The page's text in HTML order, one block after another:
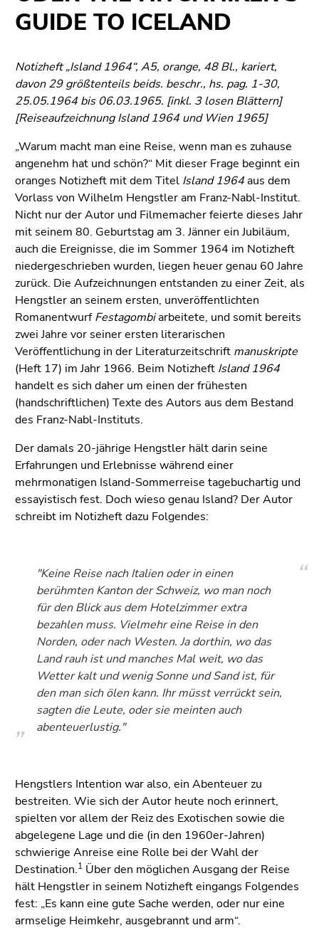
(Zugriffstaste
5)
Seiteneinstellungen
(Benutzer/Sprache)
(Zugriffstaste
8)
Zur
Suche
(Zugriffstaste
9)
GUIDE TO ICELAND
Notizheft „Island 1964“, A5, orange, 48 Bl., kariert,
davon 29 größtenteils beids. beschr., hs. pag. 1-30,
25.05.1964 bis 06.03.1965. [inkl. 3 losen Blättern]
[Reiseaufzeichnung Island 1964 und Wien 1965]
„Warum macht man eine Reise, wenn man es zuhause
angenehm hat und schön?“ Mit dieser Frage beginnt ein
oranges Notizheft mit dem Titel Island 1964aus dem
Vorlass von Wilhelm Hengstler am Franz-Nabl-Institut.
Nicht nur der Autor und Filmemacher feierte dieses Jahr
mit seinem 80. Geburtstag am 3. Jänner ein Jubiläum,
auch die Ereignisse, die im Sommer 1964 im Notizheft
niedergeschrieben wurden, liegen heuer genau 60 Jahre
zurück. Die Aufzeichnungen entstanden zu einer Zeit, als
Hengstler an seinem ersten, unveröffentlichten
RomanentwurfFestagombiarbeitete, und somit bereits
zwei Jahre vor seiner ersten literarischen
Veröffentlichung in der Literaturzeitschrift manuskripte
(Heft 17) im Jahr 1966. Beim Notizheft Island 1964
handelt es sich daher um einen der frühesten
(handschriftlichen) Texte des Autors aus dem Bestand
des Franz-Nabl-Instituts.
Der damals 20-jährige Hengstler hält darin seine
Erfahrungen und Erlebnisse während einer
mehrmonatigen Island-Sommerreise tagebuchartig und
essayistisch fest. Doch wieso genau Island? Der Autor
schreibt im Notizheft dazu Folgendes:
"Keine Reise nach Italien oder in einen
berühmten Kanton der Schweiz, wo man noch
für den Blick aus dem Hotelzimmer extra
bezahlen muss. Vielmehr eine Reise in den
Norden, oder nach Westen. Ja dorthin, wo das
Land rauh ist und manches Mal weit, wo das
Wetter kalt und wenig Sonne und Sand ist, für
den man sich ölen kann. Ihr müsst verrückt sein,
sagten die Leute, oder sie meinten auch
abenteuerlustig."
Hengstlers Intention war also, ein Abenteuer zu
bestreiten. Wie sich der Autor heute noch erinnert,
spielten vor allem der Reiz des Exotischen sowie die
abgelegene Lage und die (in den 1960er-Jahren)
schwierige Anreise eine Rolle bei der Wahl der
Destination.1 Über den möglichen Ausgang der Reise
hält Hengstler in seinem Notizheft eingangs Folgendes
fest: „Es kann eine gute Sache werden, oder nur eine
armselige Heimkehr, ausgebrannt und arm“.